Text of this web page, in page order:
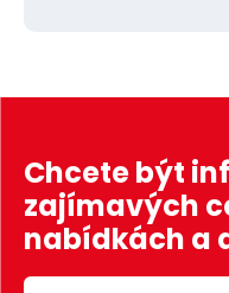
Chcete být
zajímavých
nabídkách a